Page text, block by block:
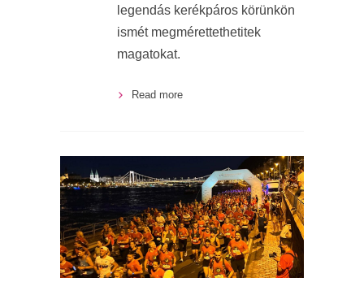
legendás kerékpáros körünkön
ismét megmérettethetitek
magatokat.
Read more